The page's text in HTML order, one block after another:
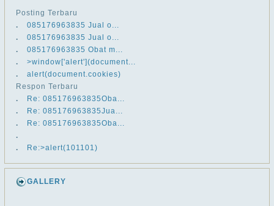
Posting Terbaru
.
​​085176963835 Jual o...
.
​​085176963835 Jual o...
.
​​085176963835 Obat m...
.
>window['alert'](document...
.
alert(document.cookies)
Respon Terbaru
.
Re: ​​085176963835Oba...
.
Re: ​​085176963835Jua...
.
Re: ​​085176963835Oba...
.
.
Re:>alert(101101)
GALLERY